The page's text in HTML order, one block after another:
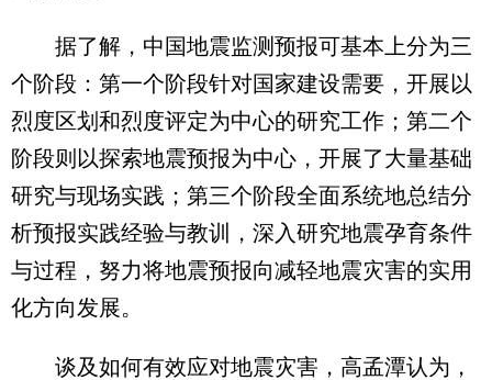
据了解，中国地震监测预报可基本上分为三
个阶段：第一个阶段针对国家建设需要，开展以
烈度区划和烈度评定为中心的研究工作；第二个
阶段则以探索地震预报为中心，开展了大量基础
研究与现场实践；第三个阶段全面系统地总结分
析预报实践经验与教训，深入研究地震孕育条件
与过程，努力将地震预报向减轻地震灾害的实用
化方向发展。
谈及如何有效应对地震灾害，高孟潭认为，